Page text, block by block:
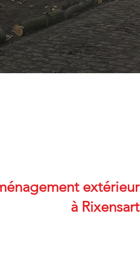
extérieur
à Rixensart